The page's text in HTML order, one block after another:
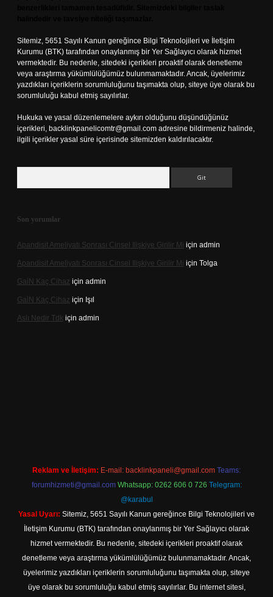
Sitemiz, 5651 Sayılı Kanun gereğince Bilgi Teknolojileri ve İletişim
Kurumu (BTK) tarafından onaylanmış bir Yer Sağlayıcı olarak hizmet
vermektedir. Bu nedenle, sitedeki içerikleri proaktif olarak denetleme
veya araştırma yükümlülüğümüz bulunmamaktadır. Ancak, üyelerimiz
yazdıkları içeriklerin sorumluluğunu taşımakta olup, siteye üye olarak bu
sorumluluğu kabul etmiş sayılırlar.
Hukuka ve yasal düzenlemelere aykırı olduğunu düşündüğünüz
içerikleri, backlinkpanelicomtr@gmail.com adresine bildirmeniz halinde,
ilgili içerikler yasal süre içerisinde sitemizden kaldırılacaktır.
Son yorumlar
Apandisit Ameliyatı Sonrası Cinsel Ilişkiye Girilir Mi için admin
Apandisit Ameliyatı Sonrası Cinsel Ilişkiye Girilir Mi için Tolga
Gai̇N Kaç Cihaz için admin
Gai̇N Kaç Cihaz için Işıl
Aslı Nedir Tdk için admin
Reklam ve İletişim: E-mail: backlinkpaneli@gmail.com Teams:
forumhizmeti@gmail.com Whatsapp: 0262 606 0 726 Telegram:
@karabul
Yasal Uyarı: Sitemiz, 5651 Sayılı Kanun gereğince Bilgi Teknolojileri ve
İletişim Kurumu (BTK) tarafından onaylanmış bir Yer Sağlayıcı olarak
hizmet vermektedir. Bu nedenle, sitedeki içerikleri proaktif olarak
denetleme veya araştırma yükümlülüğümüz bulunmamaktadır. Ancak,
üyelerimiz yazdıkları içeriklerin sorumluluğunu taşımakta olup, siteye
üye olarak bu sorumluluğu kabul etmiş sayılırlar. Bu internet sitesi,